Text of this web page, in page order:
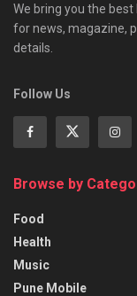
We bring you the
for news, magazine,
details.
Follow Us
Browse by
Food
Health
Music
Pune Mobile